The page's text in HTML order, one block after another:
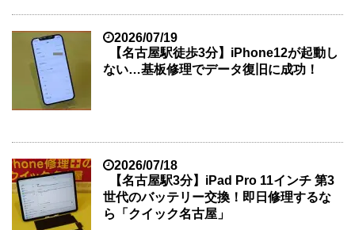
2026/07/19
【名古屋駅徒歩3分】iPhone12が起動し
ない…基板修理でデータ復旧に成功！
2026/07/18
【名古屋駅3分】iPad Pro 11インチ 第3
世代のバッテリー交換！即日修理するな
ら「クイック名古屋」